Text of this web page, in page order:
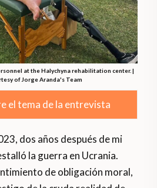
at the Halychyna rehabilitation center. |
of Jorge Aranda's Team
el tema de la entrevista
dos años después de mi
la guerra en Ucrania.
de obligación moral,